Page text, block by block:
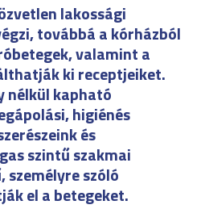
lakossági
továbbáa kórházból
valamint a
ki receptjeiket.
nélkül kapható
higiénés
és
szintű szakmai
személyre szóló
el a betegeket.